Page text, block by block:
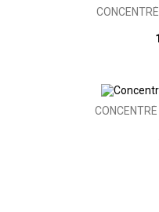
CONCENTRÉ